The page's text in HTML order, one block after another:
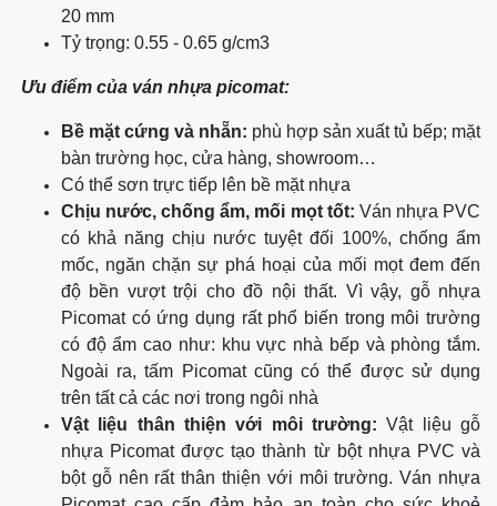
20 mm
Tỷ trọng: 0.55 - 0.65 g/cm3
Ưu điểm của ván nhựa picomat:
Bề mặt cứng và nhẵn: phù hợp sản xuất tủ bếp; mặt
bàn trường học, cửa hàng, showroom…
Có thể sơn trực tiếp lên bề mặt nhựa
Chịu nước, chống ẩm, mối mọt tốt: Ván nhựa PVC
có khả năng chịu nước tuyệt đối 100%, chống ẩm
mốc, ngăn chặn sự phá hoại của mối mọt đem đến
độ bền vượt trội cho đồ nội thất. Vì vậy, gỗ nhựa
Picomat có ứng dụng rất phổ biến trong môi trường
có độ ẩm cao như: khu vực nhà bếp và phòng tắm.
Ngoài ra, tấm Picomat cũng có thể được sử dụng
trên tất cả các nơi trong ngôi nhà
Vật liệu thân thiện với môi trường:Vật liệu gỗ
nhựa Picomat được tạo thành từ bột nhựa PVC và
bột gỗ nên rất thân thiện với môi trường. Ván nhựa